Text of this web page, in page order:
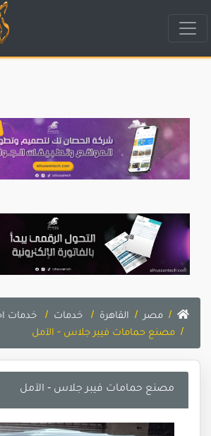
مصر القاهرة خدمات
خدمات اخرى
مصنع حمامات فيبر جلاس - الآمل
مصنع حمامات فيبر جلاس - الآمل